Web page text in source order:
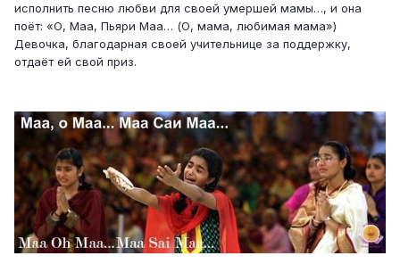
исполнить песню любви для своей умершей мамы…, и она
поёт: «О, Маа, Пьяри Маа… (О, мама, любимая мама»)
Девочка, благодарная своей учительнице за поддержку,
отдаёт ей свой приз.